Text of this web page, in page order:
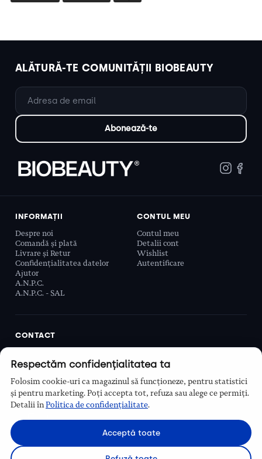
ALĂTURĂ-TE COMUNITĂȚII BIOBEAUTY
INFORMAȚII
Despre noi
Comandă și plată
Livrare și Retur
Confidențialitatea datelor
Ajutor
A.N.P.C.
A.N.P.C. - SAL
CONTUL MEU
Contul meu
Detalii cont
Wishlist
Autentificare
CONTACT
Sector 6, București, România
Program
Luni–Vineri, 9:00 – 16:00
Respectăm confidențialitatea ta
Folosim cookie-uri ca magazinul să funcționeze, pentru statistici
și pentru marketing. Poți accepta tot, refuza sau alege ce permiți.
Detalii înPolitica de confidențialitate.
Acceptă toate